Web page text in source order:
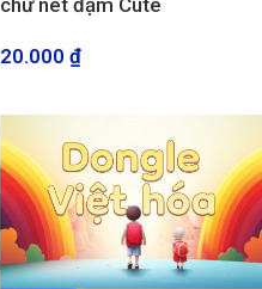
chữ nét đậm Cute
20.000 ₫